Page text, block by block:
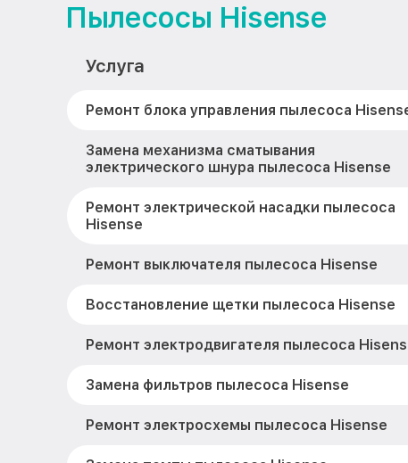
Пылесосы Hisense
Услуга
Ремонт блока управления пылесоса
Замена механизма сматывания
электрического шнура пылесоса Hisense
Ремонт электрической насадки пылесоса
Hisense
Ремонт выключателя пылесоса Hisense
Восстановление щетки пылесоса Hisense
Ремонт электродвигателя пылесоса
Замена фильтров пылесоса Hisense
Ремонт электросхемы пылесоса Hisense